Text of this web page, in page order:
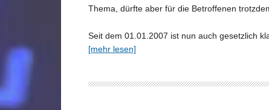
Thema, dürfte aber für die Betroffenen
Seit dem 01.01.2007 ist nun auch gesetzlich
[mehr lesen]